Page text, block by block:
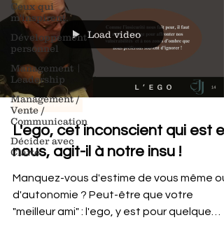
Ceux qui
m'inspirent.
Développement
personnel
Management |
Leadership
Management /
Vente /
Communication
Décider avec
Clarté
Load video
Développement personnel
L'ego, cet inconscient qui est
nous, agit-il à notre insu !
Manquez-vous d'estime de vous même ou
d'autonomie ? Peut-être que votre
"meilleur ami" : l'ego, y est pour quelque